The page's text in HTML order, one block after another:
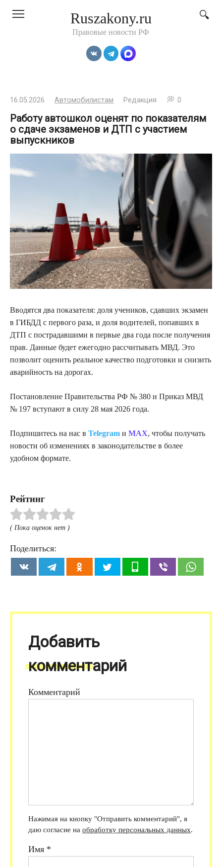
Ruszakony.ru
Правовые новости РФ
16.05.2026 Автомобилистам Редакция 0
Работу автошкол оценят по показателям
о сдаче экзаменов и ДТП с участием
выпускников
Вводятся два показателя: доля учеников, сдавших экзамен
в ГИБДД с первого раза, и доля водителей, попавших в
ДТП с пострадавшими в первые два года после получения
прав. Данные будет ежегодно рассчитывать МВД. Это
позволит оценить реальное качество подготовки и снизить
аварийность на дорогах.
Постановление Правительства РФ № 380 и Приказ МВД
№ 197 вступают в силу 28 мая 2026 года.
Подпишитесь на нас в Telegram и MAX, чтобы получать
новости об изменениях в законодательстве в более
удобном формате.
Рейтинг
( Пока оценок нет )
Поделиться:
Добавить
комментарий
Комментарий
Нажимая на кнопку "Отправить комментарий", я
даю согласие на обработку персональных данных.
Имя *